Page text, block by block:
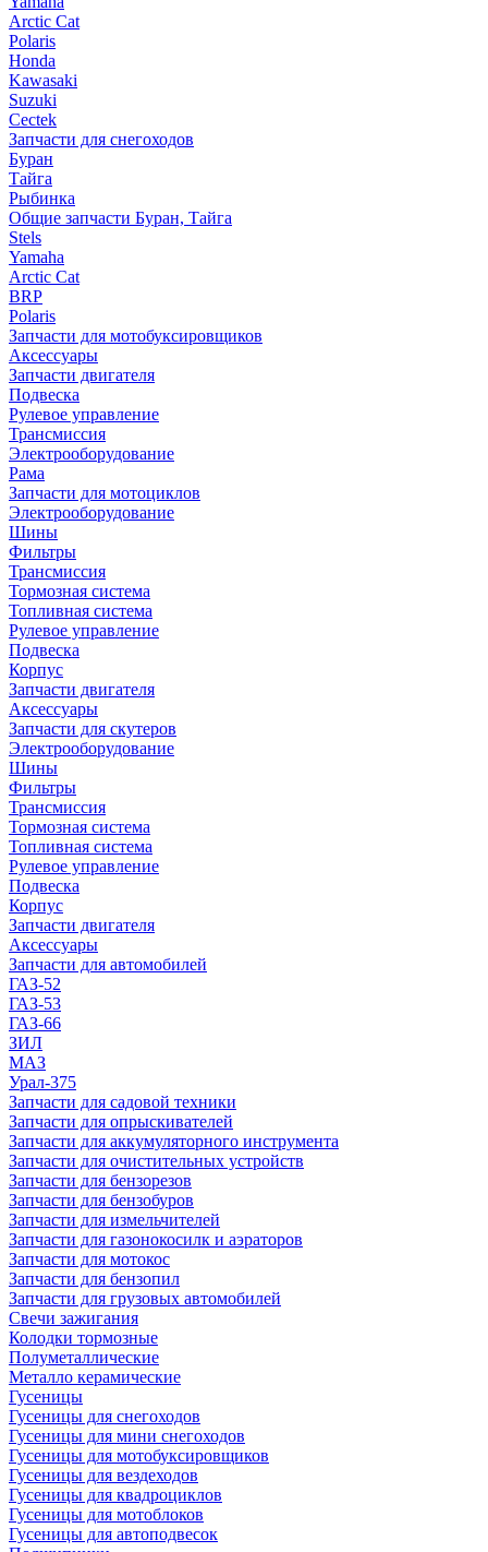
Arctic Cat
Polaris
Honda
Kawasaki
Suzuki
Cectek
Запчасти для снегоходов
Буран
Тайга
Рыбинка
Общие запчасти Буран, Тайга
Stels
Yamaha
Arctic Cat
BRP
Polaris
Запчасти для мотобуксировщиков
Аксессуары
Запчасти двигателя
Подвеска
Рулевое управление
Трансмиссия
Электрооборудование
Рама
Запчасти для мотоциклов
Электрооборудование
Шины
Фильтры
Трансмиссия
Тормозная система
Топливная система
Рулевое управление
Подвеска
Корпус
Запчасти двигателя
Аксессуары
Запчасти для скутеров
Электрооборудование
Шины
Фильтры
Трансмиссия
Тормозная система
Топливная система
Рулевое управление
Подвеска
Корпус
Запчасти двигателя
Аксессуары
Запчасти для автомобилей
ГАЗ-52
ГАЗ-53
ГАЗ-66
ЗИЛ
МАЗ
Урал-375
Запчасти для садовой техники
Запчасти для опрыскивателей
Запчасти для аккумуляторного инструмента
Запчасти для очистительных устройств
Запчасти для бензорезов
Запчасти для бензобуров
Запчасти для измельчителей
Запчасти для газонокосилк и аэраторов
Запчасти для мотокос
Запчасти для бензопил
Запчасти для грузовых автомобилей
Свечи зажигания
Колодки тормозные
Полуметаллические
Металло керамические
Гусеницы
Гусеницы для снегоходов
Гусеницы для мини снегоходов
Гусеницы для мотобуксировщиков
Гусеницы для вездеходов
Гусеницы для квадроциклов
Гусеницы для мотоблоков
Гусеницы для автоподвесок